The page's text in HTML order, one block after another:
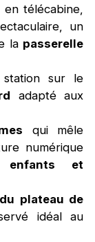
télécabine,
un
la passerelle
station sur le
adapté aux
qui mêle
numérique
enfants et
plateau de
idéal au